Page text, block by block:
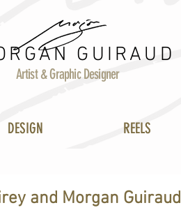
GUIRAUD
Artist & Graphic Designer
and Morgan Guiraud
DESIGN REELS